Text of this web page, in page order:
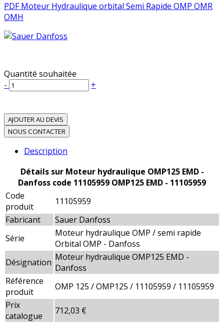
PDF Moteur Hydraulique orbital Semi Rapide OMP OMR
OMH
Quantité souhaitée
-
+
AJOUTER AU DEVIS
NOUS CONTACTER
Description
Détails sur Moteur hydraulique OMP125 EMD -
Danfoss code 11105959 OMP125 EMD - 11105959
Code
produit
11105959
Fabricant
Sauer Danfoss
Série
Moteur hydraulique OMP / semi rapide
Orbital OMP - Danfoss
Désignation Moteur hydraulique OMP125 EMD -
Danfoss
Référence
produit
OMP 125 / OMP125 / 11105959 / 11105959
Prix
catalogue
712,03 €